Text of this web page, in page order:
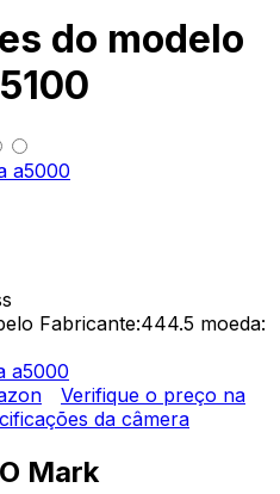
do modelo
a5000
Fabricante:444.5 moeda:
a5000
Verifique o preço na
da câmera
Mark